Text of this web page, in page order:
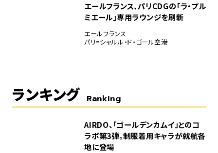
エールフランス、パリCDGの「ラ・プル
ミエール」専用ラウンジを刷新
エールフランス
パリ=シャルル・ド・ゴール空港
ランキング Ranking
AIRDO、「ゴールデンカムイ」とのコ
ラボ第3弾。制服着用キャラが就航各
地に登場